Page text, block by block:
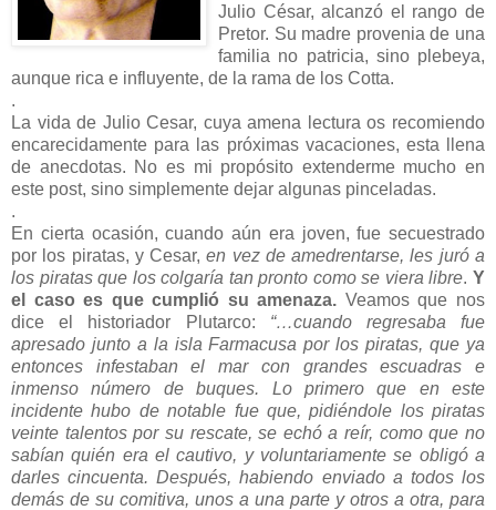
Julio César, alcanzó el rango de
Pretor. Su madre provenia de una
familia no patricia, sino plebeya,
aunque rica e influyente, de la rama de los Cotta.
.
La vida de Julio Cesar, cuya amena lectura os recomiendo
encarecidamente para las próximas vacaciones, esta llena
de anecdotas. No es mi propósito extenderme mucho en
este post, sino simplemente dejar algunas pinceladas.
.
En cierta ocasión, cuando aún era joven, fue secuestrado
por los piratas, y Cesar,en vez de amedrentarse, les juró a
los piratas que los colgaría tan pronto como se viera libre.Y
el caso es que cumplió su amenaza. Veamos que nos
dice el historiador Plutarco: “…cuando regresaba fue
apresado junto a la isla Farmacusa por los piratas, que ya
entonces infestaban el mar con grandes escuadras e
inmenso número de buques. Lo primero que en este
incidente hubo de notable fue que, pidiéndole los piratas
veinte talentos por su rescate, se echó a reír, como que no
sabían quién era el cautivo, y voluntariamente se obligó a
darles cincuenta. Después, habiendo enviado a todos los
demás de su comitiva, unos a una parte y otros a otra, para